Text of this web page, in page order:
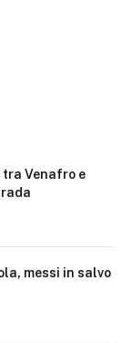
tra Venafro e
messi in salvo